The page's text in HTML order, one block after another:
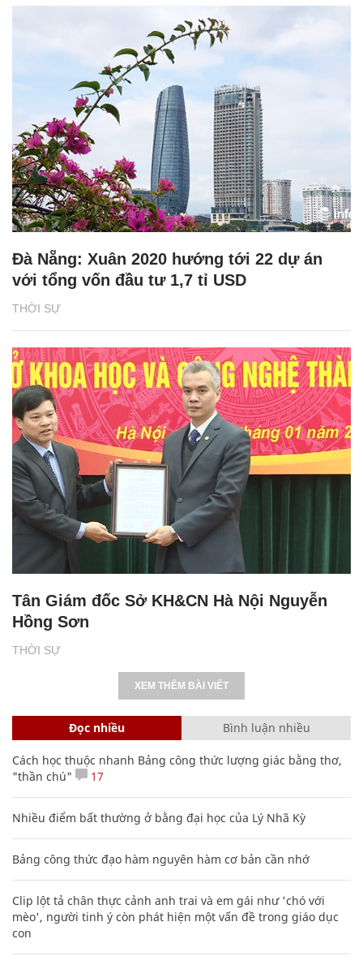
THỜI SỰ
Đà Nẵng: Xuân 2020 hướng tới 22 dự án
với tổng vốn đầu tư 1,7 tỉ USD
THỜI SỰ
Tân Giám đốc Sở KH&CN Hà Nội Nguyễn
Hồng Sơn
XEM THÊM BÀI VIẾT
Đọc nhiều Bình luận nhiều
Cách học thuộc nhanh Bảng công thức lượng giác bằng thơ,
"thần chú"
17
Nhiều điểm bất thường ở bằng đại học của Lý Nhã Kỳ
Bảng công thức đạo hàm nguyên hàm cơ bản cần nhớ
Clip lột tả chân thực cảnh anh trai và em gái như 'chó với
mèo', người tinh ý còn phát hiện một vấn đề trong giáo dục
con